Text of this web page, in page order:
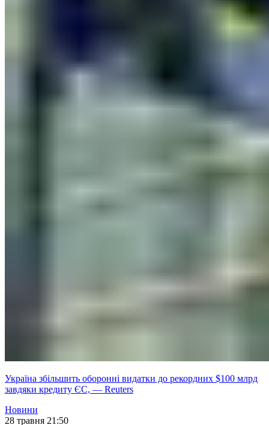
Україна збільшить оборонні видатки до рекордних $100 млрд
завдяки кредиту ЄС, — Reuters
Новини
28 травня 21:50